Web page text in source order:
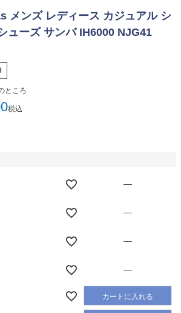
メンズ レディース カジュアル シ
ューズ サンバ IH6000 NJG41
ところ
税込
—
—
—
—
カートに入れる